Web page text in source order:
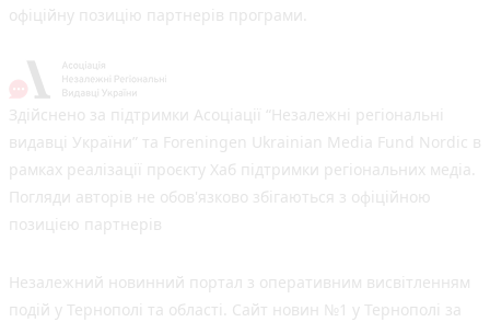
офіційну позицію партнерів програми.
Здійснено за підтримки Асоціації “Незалежні регіональні
видавці України” та Foreningen Ukrainian Media Fund Nordic в
рамках реалізації проєкту Хаб підтримки регіональних медіа.
Погляди авторів не обов'язково збігаються з офіційною
позицією партнерів
Незалежний новинний портал з оперативним висвітленням
подій у Тернополі та області. Сайт новин №1 у Тернополі за